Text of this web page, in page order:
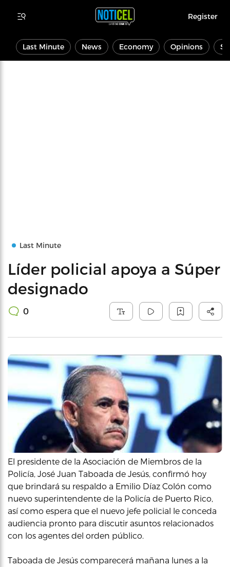
Register
Last Minute News Economy Opinions
Last Minute
Líder policial apoya a Súper
designado
0
El presidente de la Asociación de Miembros de la
Policía, José Juan Taboada de Jesús, confirmó hoy
que brindará su respaldo a Emilio Díaz Colón como
nuevo superintendente de la Policía de Puerto Rico,
así como espera que el nuevo jefe policial le conceda
audiencia pronto para discutir asuntos relacionados
con los agentes del orden público.
Taboada de Jesús comparecerá mañana lunes a la